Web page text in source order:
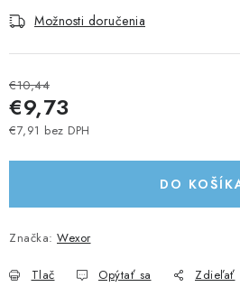
OBCHODNÉ PODMIENKY
ZNAČKY
Obchodné podmienky Podmienky
Možnosti doručenia
€10,44
€9,73
€7,91 bez DPH
DO
Značka: Wexor
Tlač Opýtať sa Zdieľať